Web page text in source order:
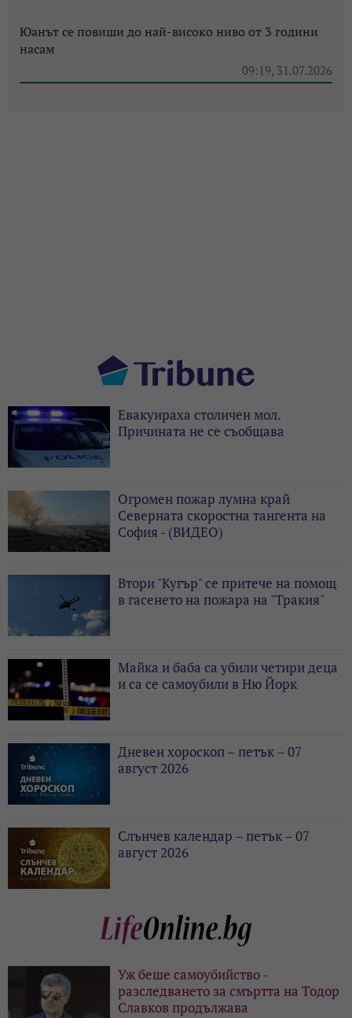
Юанът се повиши до най-високо ниво от 3 години
насам
09:19, 31.07.2026
Евакуираха столичен мол.
Причината не се съобщава
Огромен пожар лумна край
Северната скоростна тангента на
София - (ВИДЕО)
Втори "Кугър" се притече на помощ
в гасенето на пожара на "Тракия"
Майка и баба са убили четири деца
и са се самоубили в Ню Йорк
Дневен хороскоп – петък – 07
август 2026
Слънчев календар – петък – 07
август 2026
Уж беше самоубийство -
разследването за смъртта на Тодор
Славков продължава